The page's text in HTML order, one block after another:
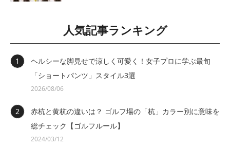
人気記事ランキング
ヘルシーな脚見せで涼しく可愛く！女子プロに学ぶ最旬
「ショートパンツ」スタイル3選
2026/08/06
赤杭と黄杭の違いは？ ゴルフ場の「杭」カラー別に意味を
総チェック【ゴルフルール】
2024/03/12